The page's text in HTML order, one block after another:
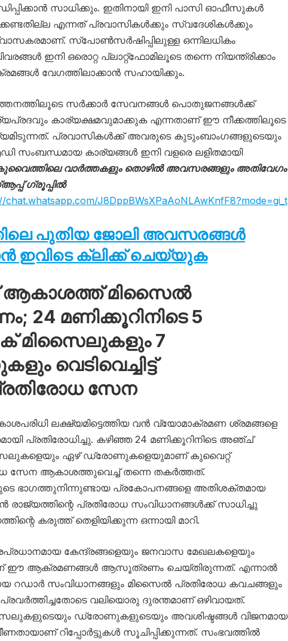
സാധിക്കും. ഇതിനായി ഇനി പാസി ഓഫീസുകൾ
എന്നത് പ്രവാസികൾക്കും സ്വദേശികൾക്കും
സ്പോൺസർഷിപ്പിലുള്ള ഒന്നിലധികം
ഇനി ഒരൊറ്റ പ്ലാറ്റ്‌ഫോമിലൂടെ തന്നെ നിയന്ത്രിക്കാം
വേഗത്തിലാക്കാൻ സഹായിക്കും.
സർക്കാർ സേവനങ്ങൾ പൊതുജനങ്ങൾക്ക്
കാര്യക്ഷമവുമാക്കുക എന്നതാണ് ഈ നീക്കത്തിലൂടെ
പ്രവാസികൾക്ക് അവരുടെ കുടുംബാംഗങ്ങളുടെയും
സംബന്ധമായ കാര്യങ്ങൾ ഇനി വളരെ ലളിതമായി
വാർത്തകളും തൊഴിൽ അവസരങ്ങളും അതിവേഗം
ഗ്രൂപ്പിൽ
chat.whatsapp.com/J8DppBWsXPaAoNLAwKnfF8?mode=gi_t
പുതിയ ജോലി അവസരങ്ങൾ
ഇവിടെ ക്ലിക്ക് ചെയ്യുക
ആകാശത്ത് മിസൈൽ
24 മണിക്കൂറിനിടെ 5
മിസൈലുകളും 7
വെടിവെച്ചിട്ട്
സേന
ലക്ഷ്യമിട്ടെത്തിയ വൻ വ്യോമാക്രമണ ശ്രമങ്ങളെ
പ്രതിരോധിച്ചു. കഴിഞ്ഞ 24 മണിക്കൂറിനിടെ അഞ്ച്
ഏഴ് ഡ്രോണുകളെയുമാണ് കുവൈറ്റ്
സേന ആകാശത്തുവെച്ച് തന്നെ തകർത്തത്.
ഭാഗത്തുനിന്നുണ്ടായ പ്രകോപനങ്ങളെ അതിശക്തമായ
രാജ്യത്തിന്റെ പ്രതിരോധ സംവിധാനങ്ങൾക്ക് സാധിച്ചു
കരുത്ത് തെളിയിക്കുന്ന ഒന്നായി മാറി.
കേന്ദ്രങ്ങളെയും ജനവാസ മേഖലകളെയും
ഈ ആക്രമണങ്ങൾ ആസൂത്രണം ചെയ്തിരുന്നത്. എന്നാൽ
റഡാർ സംവിധാനങ്ങളും മിസൈൽ പ്രതിരോധ കവചങ്ങളും
വലിയൊരു ദുരന്തമാണ് ഒഴിവായത്.
മിസൈലുകളുടെയും ഡ്രോണുകളുടെയും അവശിഷ്ടങ്ങൾ വിജനമായ
റിപ്പോർട്ടുകൾ സൂചിപ്പിക്കുന്നത്. സംഭവത്തിൽ